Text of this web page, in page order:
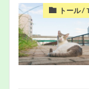
トール /